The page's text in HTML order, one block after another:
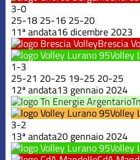
3-0
25-18 25-16 25-20
11ª andata16 dicembre 2023
Brescia
Volley
1-3
25-21 20-25 19-25 20-25
12ª andata13 gennaio 2024
Volley
3-2
13ª andata20 gennaio 2024
Volley